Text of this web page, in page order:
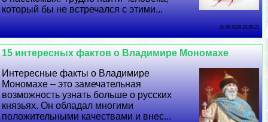
который бы не встречался с этими...
24 06 2026 22:59:21
15 интересных фактов о Владимире Мономахе
Интересные факты о Владимире
Мономахе – это замечательная
возможность узнать больше о русских
князьях. Он обладал многими
положительными качествами и внес...